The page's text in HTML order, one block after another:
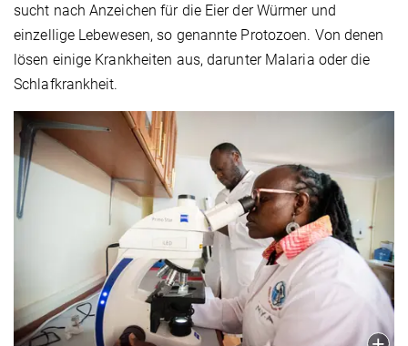
sucht nach Anzeichen für die Eier der Würmer und
einzellige Lebewesen, so genannte Protozoen. Von denen
lösen einige Krankheiten aus, darunter Malaria oder die
Schlafkrankheit.